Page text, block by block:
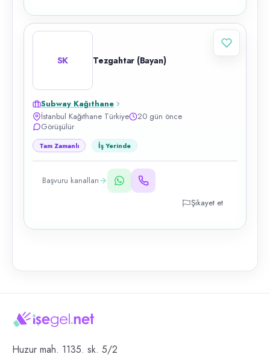
SK Tezgahtar (Bayan)
Subway Kağıthane
İstanbul Kağıthane Türkiye
20 gün önce
Görüşülür
Tam Zamanlı İş Yerinde
Başvuru kanalları
Şikayet et
Huzur mah. 1135. sk. 5/2